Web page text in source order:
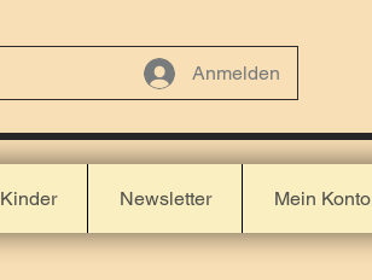
Anmelden
Kinder Newsletter Mein Konto